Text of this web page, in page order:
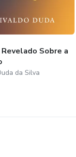
Sobre a
da Silva